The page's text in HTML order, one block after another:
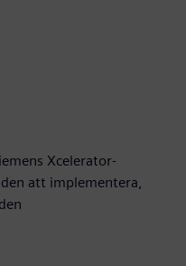
Xcelerator-
att implementera,